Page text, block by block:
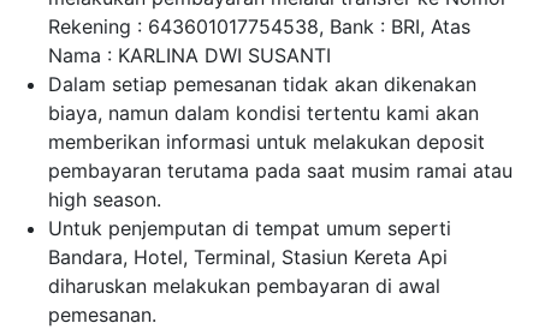
Rekening : 643601017754538, Bank : BRI, Atas
Nama : KARLINA DWI SUSANTI
Dalam setiap pemesanan tidak akan dikenakan
biaya, namun dalam kondisi tertentu kami akan
memberikan informasi untuk melakukan deposit
pembayaran terutama pada saat musim ramai atau
high season.
Untuk penjemputan di tempat umum seperti
Bandara, Hotel, Terminal, Stasiun Kereta Api
diharuskan melakukan pembayaran di awal
pemesanan.